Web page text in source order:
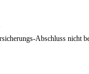
Abschluss